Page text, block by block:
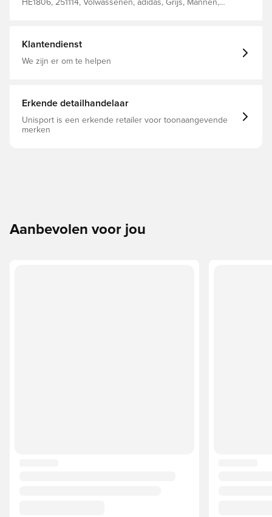
helemaal naar beneden als je hem niet nodig hebt.
gerecycled polyester.
HE1806, 251114, Volwassenen, adidas, Grijs, Mannen,
Klantendienst
We zijn er om te helpen
Erkende detailhandelaar
Unisport is een erkende retailer voor toonaangevende
merken
Aanbevolen voor jou